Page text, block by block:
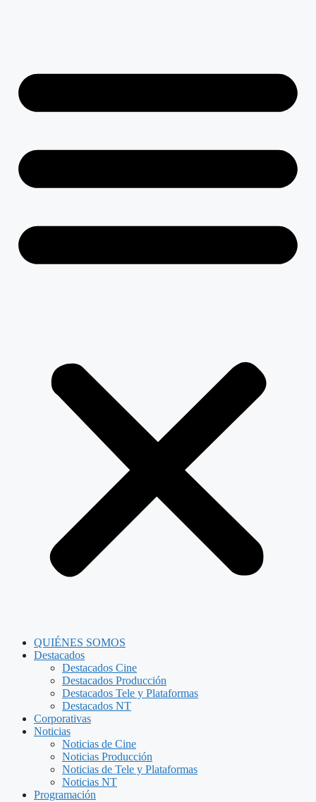
QUIÉNES SOMOS
Destacados
Destacados Cine
Destacados Producción
Destacados Tele y Plataformas
Destacados NT
Corporativas
Noticias
Noticias de Cine
Noticias Producción
Noticias de Tele y Plataformas
Noticias NT
Programación